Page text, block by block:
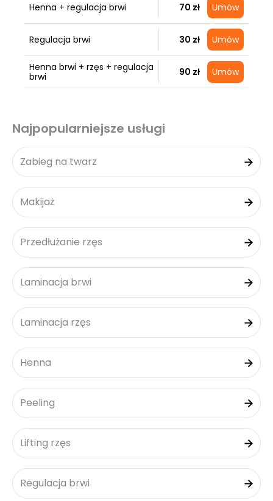
Henna + regulacja brwi 70 zł Umów
Regulacja brwi 30 zł Umów
Henna brwi + rzęs + regulacja
brwi
90 zł Umów
Najpopularniejsze usługi
Zabieg na twarz
Makijaż
Przedłużanie rzęs
Laminacja brwi
Laminacja rzęs
Henna
Peeling
Lifting rzęs
Regulacja brwi